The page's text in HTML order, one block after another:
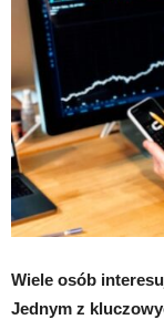
Wiele osób
Jednym z